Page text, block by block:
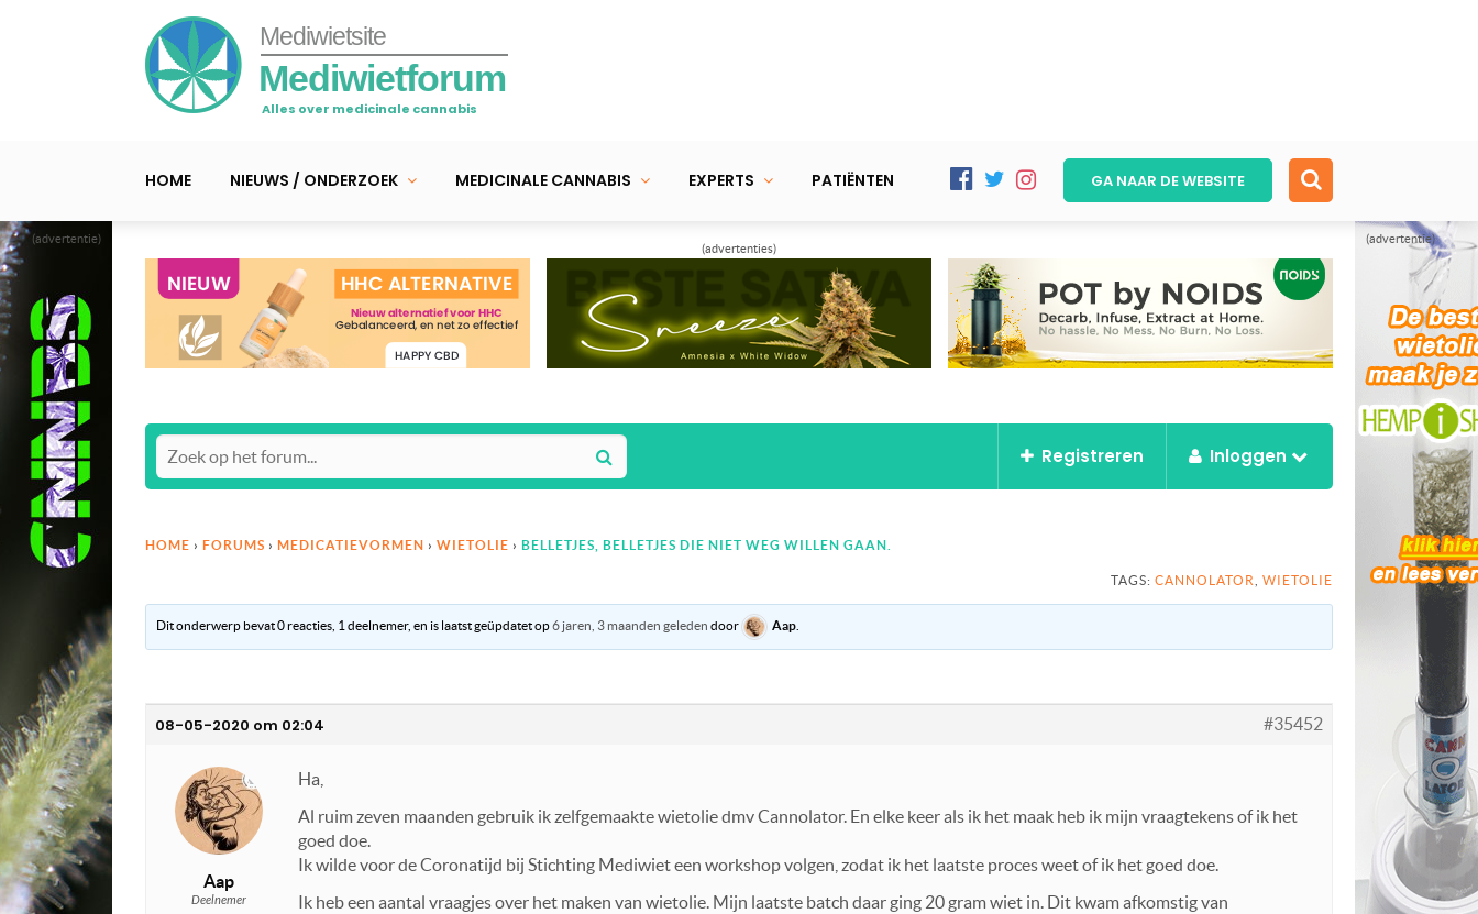
(advertentie) (advertentie)
Mediwietsite
Mediwietforum
Alles over medicinale cannabis
HOME NIEUWS / ONDERZOEK MEDICINALE CANNABIS EXPERTS PATIËNTEN GA NAAR DEWEBSITE
(advertenties)
Registreren Inloggen
HOME › FORUMS › MEDICATIEVORMEN › WIETOLIE › BELLETJES, BELLETJES DIE NIET WEG WILLEN GAAN.
TAGS: CANNOLATOR WIETOLIE
Dit onderwerp bevat 0 reacties, 1 deelnemer, en is laatst geüpdatet op6 jaren, 3 maanden geleden door Aap
08-05-2020 om 02:04 #35452
Aap
Deelnemer
Ha,
Al ruim zeven maanden gebruik ik zelfgemaakte wietolie dmv Cannolator. En elke keer als ik het maak heb ik mijn vraagtekens of ik het
goed doe.
Ik wilde voor de Coronatijd bij Stichting Mediwiet een workshop volgen, zodat ik het laatste proces weet of ik het goed doe.
Ik heb een aantal vraagjes over het maken van wietolie. Mijn laatste batch daar ging 20 gram wiet in. Dit kwam afkomstig van